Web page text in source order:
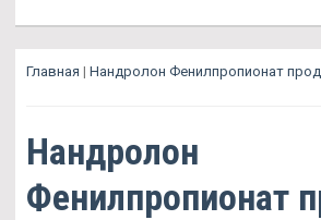
Главная | Нандролон Фенилпропионат
Нандролон
Фенилпропионат